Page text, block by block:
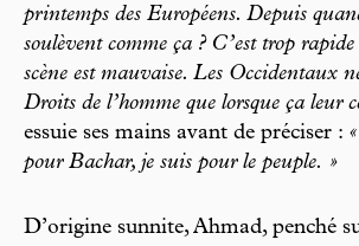
printemps des Européens. Depuis
soulèvent comme ça ? C’est trop
scène est mauvaise. Les Occidentaux
Droits de l’homme que lorsque ça leur
essuie ses mains avant de préciser :
pour Bachar, je suis pour le peuple. »
D’origine sunnite, Ahmad, penché